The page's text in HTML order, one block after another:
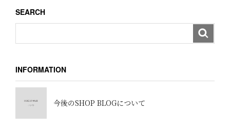
ン
SEARCH
INFORMATION
今後のSHOP BLOGについて